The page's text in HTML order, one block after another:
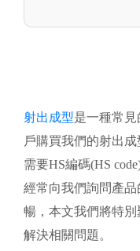
射出成型是一種常
戶購買我們的射出
需要HS編碼(HS
經常向我們詢問產
暢，本文我們將特
解決相關問題。